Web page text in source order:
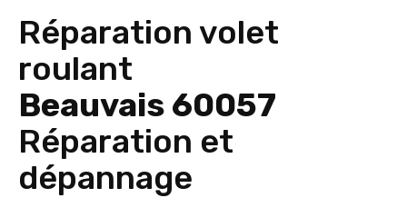
Réparation volet
roulant
Beauvais 60057
Réparation et
dépannage